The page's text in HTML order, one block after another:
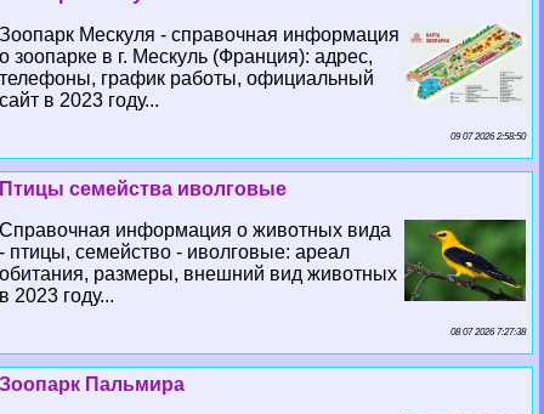
Зоопарк Мескуля - справочная информация
о зоопарке в г. Мескуль (Франция): адрес,
телефоны, график работы, официальный
сайт в 2023 году...
09 07 2026 2:58:50
Птицы семейства иволговые
Справочная информация о животных вида
- птицы, семейство - иволговые: ареал
обитания, размеры, внешний вид животных
в 2023 году...
08 07 2026 7:27:38
Зоопарк Пальмира